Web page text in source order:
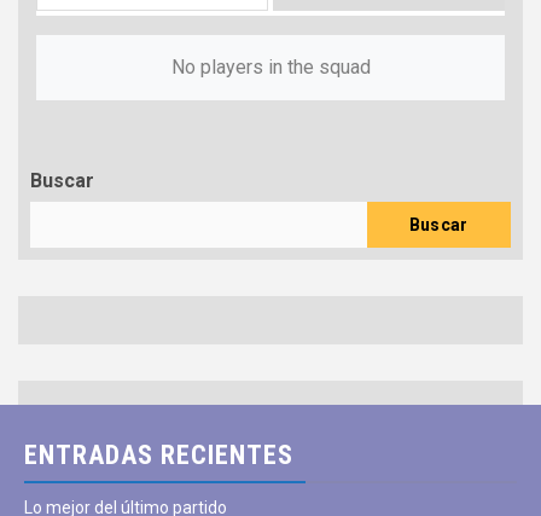
No players in the squad
Buscar
Buscar
ENTRADAS RECIENTES
Lo mejor del último partido